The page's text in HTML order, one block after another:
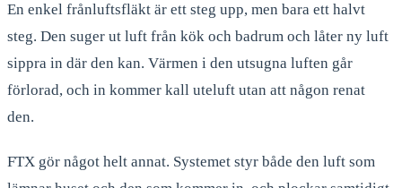
En enkel frånluftsfläkt är ett steg upp, men bara ett halvt
steg. Den suger ut luft från kök och badrum och låter ny luft
sippra in där den kan. Värmen i den utsugna luften går
förlorad, och in kommer kall uteluft utan att någon renat
den.
FTX gör något helt annat. Systemet styr både den luft som